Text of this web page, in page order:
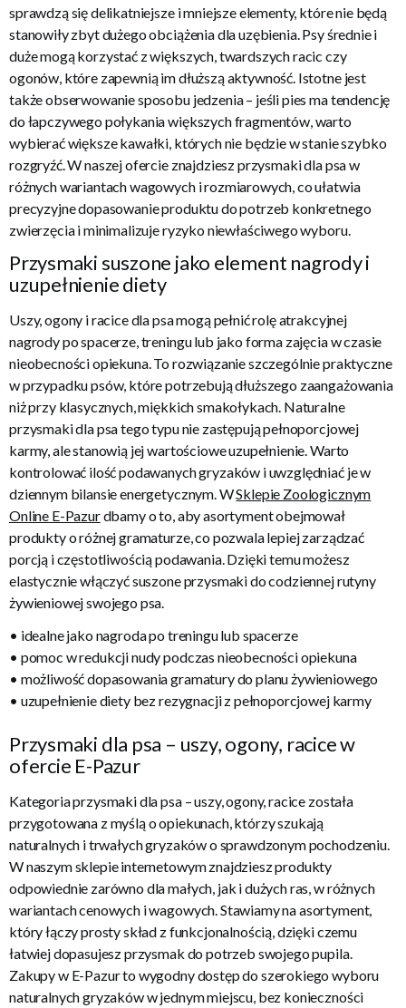
sprawdzą się delikatniejsze i mniejsze elementy, które nie będą
stanowiły zbyt dużego obciążenia dla uzębienia. Psy średnie i
duże mogą korzystać z większych, twardszych racic czy
ogonów, które zapewnią im dłuższą aktywność. Istotne jest
także obserwowanie sposobu jedzenia – jeśli pies ma tendencję
do łapczywego połykania większych fragmentów, warto
wybierać większe kawałki, których nie będzie w stanie szybko
rozgryźć. W naszej ofercie znajdziesz przysmaki dla psa w
różnych wariantach wagowych i rozmiarowych, co ułatwia
precyzyjne dopasowanie produktu do potrzeb konkretnego
zwierzęcia i minimalizuje ryzyko niewłaściwego wyboru.
Przysmaki suszone jako element nagrody i
uzupełnienie diety
Uszy, ogony i racice dla psa mogą pełnić rolę atrakcyjnej
nagrody po spacerze, treningu lub jako forma zajęcia w czasie
nieobecności opiekuna. To rozwiązanie szczególnie praktyczne
w przypadku psów, które potrzebują dłuższego zaangażowania
niż przy klasycznych, miękkich smakołykach. Naturalne
przysmaki dla psa tego typu nie zastępują pełnoporcjowej
karmy, ale stanowią jej wartościowe uzupełnienie. Warto
kontrolować ilość podawanych gryzaków i uwzględniać je w
dziennym bilansie energetycznym. WSklepie Zoologicznym
Online E-Pazurdbamy o to, aby asortyment obejmował
produkty o różnej gramaturze, co pozwala lepiej zarządzać
porcją i częstotliwością podawania. Dzięki temu możesz
elastycznie włączyć suszone przysmaki do codziennej rutyny
żywieniowej swojego psa.
• idealne jako nagroda po treningu lub spacerze
• pomoc w redukcji nudy podczas nieobecności opiekuna
• możliwość dopasowania gramatury do planu żywieniowego
• uzupełnienie diety bez rezygnacji z pełnoporcjowej karmy
Przysmaki dla psa – uszy, ogony, racice w
ofercie E-Pazur
Kategoria przysmaki dla psa – uszy, ogony, racice została
przygotowana z myślą o opiekunach, którzy szukają
naturalnych i trwałych gryzaków o sprawdzonym pochodzeniu.
W naszym sklepie internetowym znajdziesz produkty
odpowiednie zarówno dla małych, jak i dużych ras, w różnych
wariantach cenowych i wagowych. Stawiamy na asortyment,
który łączy prosty skład z funkcjonalnością, dzięki czemu
łatwiej dopasujesz przysmak do potrzeb swojego pupila.
Zakupy w E-Pazur to wygodny dostęp do szerokiego wyboru
naturalnych gryzaków w jednym miejscu, bez konieczności